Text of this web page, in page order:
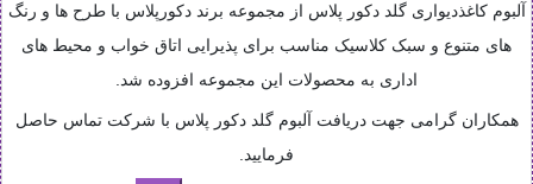
آلبوم کاغذدیواری گلد دکور پلاس از مجموعه برند دکورپلاس با طرح ها و رنگ
های متنوع و سبک کلاسیک مناسب برای پذیرایی اتاق خواب و محیط های
اداری به محصولات این مجموعه افزوده شد.
همکاران گرامی جهت دریافت آلبوم گلد دکور پلاس با شرکت تماس حاصل
فرمایید.